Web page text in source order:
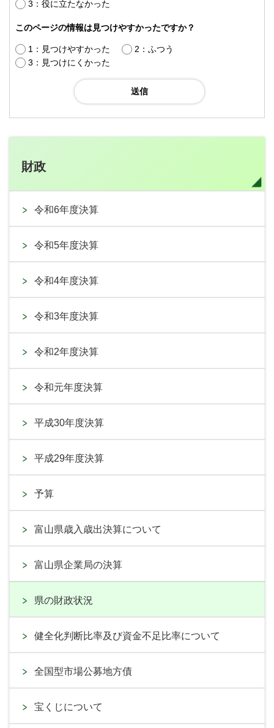
3：役に立たなかった
このページの情報は見つけやすかったですか？
1：見つけやすかった
2：ふつう
3：見つけにくかった
財政
令和6年度決算
令和5年度決算
令和4年度決算
令和3年度決算
令和2年度決算
令和元年度決算
平成30年度決算
平成29年度決算
予算
富山県歳入歳出決算について
富山県企業局の決算
県の財政状況
健全化判断比率及び資金不足比率について
全国型市場公募地方債
宝くじについて